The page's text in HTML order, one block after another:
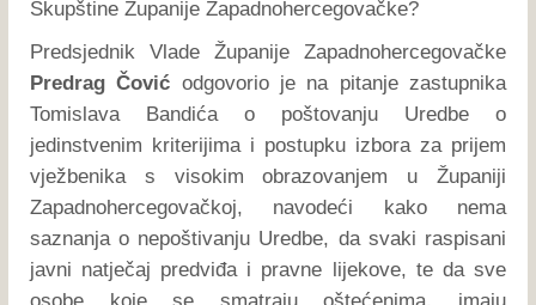
Skupštine Županije Zapadnohercegovačke?
Predsjednik Vlade Županije Zapadnohercegovačke
Predrag Čović odgovorio je na pitanje zastupnika
Tomislava Bandića o poštovanju Uredbe o
jedinstvenim kriterijima i postupku izbora za prijem
vježbenika s visokim obrazovanjem u Županiji
Zapadnohercegovačkoj, navodeći kako nema
saznanja o nepoštivanju Uredbe, da svaki raspisani
javni natječaj predviđa i pravne lijekove, te da sve